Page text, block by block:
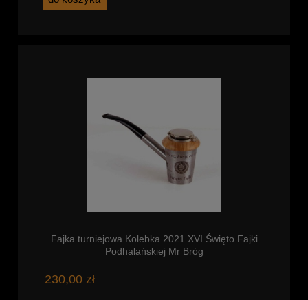
Fajka turniejowa Kolebka 2021 XVI Święto Fajki
Podhalańskiej Mr Bróg
230,00 zł